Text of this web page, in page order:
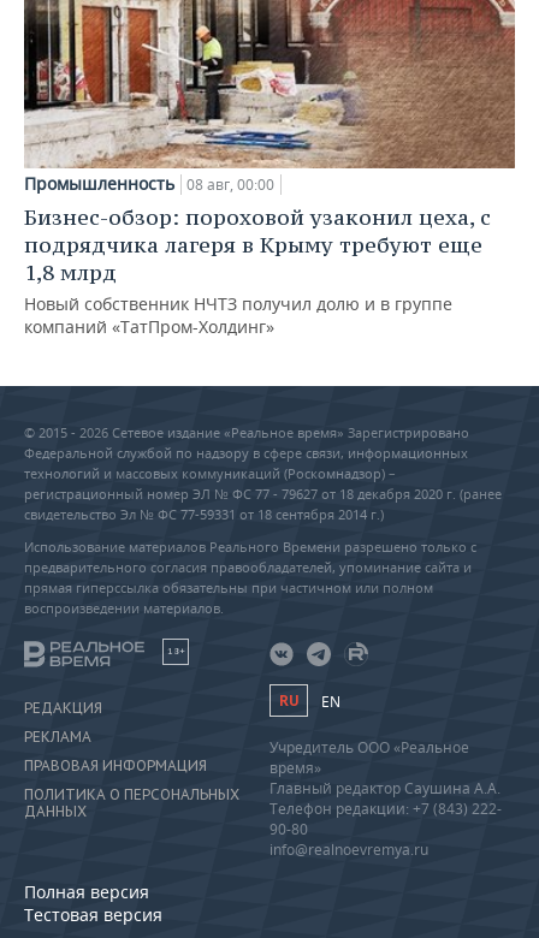
Промышленность 08 авг, 00:00
Бизнес-обзор: пороховой узаконил цеха, с
подрядчика лагеря в Крыму требуют еще
1,8 млрд
Новый собственник НЧТЗ получил долю и в группе
компаний «ТатПром-Холдинг»
© 2015 - 2026 Сетевое издание «Реальное время» Зарегистрировано
Федеральной службой по надзору в сфере связи, информационных
технологий и массовых коммуникаций (Роскомнадзор) –
регистрационный номер ЭЛ № ФС 77 - 79627 от 18 декабря 2020 г. (ранее
свидетельство Эл № ФС 77-59331 от 18 сентября 2014 г.)
Использование материалов Реального Времени разрешено только с
предварительного согласия правообладателей, упоминание сайта и
прямая гиперссылка обязательны при частичном или полном
воспроизведении материалов.
18+
РЕДАКЦИЯ
РЕКЛАМА
ПРАВОВАЯ ИНФОРМАЦИЯ
ПОЛИТИКА О ПЕРСОНАЛЬНЫХ
ДАННЫХ
Полная версия
Тестовая версия
RU EN
Учредитель ООО «Реальное
время»
Главный редактор Саушина А.А.
Телефон редакции: +7 (843) 222-
90-80
info@realnoevremya.ru